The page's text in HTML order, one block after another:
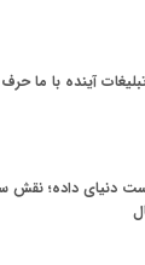
آینده با ما